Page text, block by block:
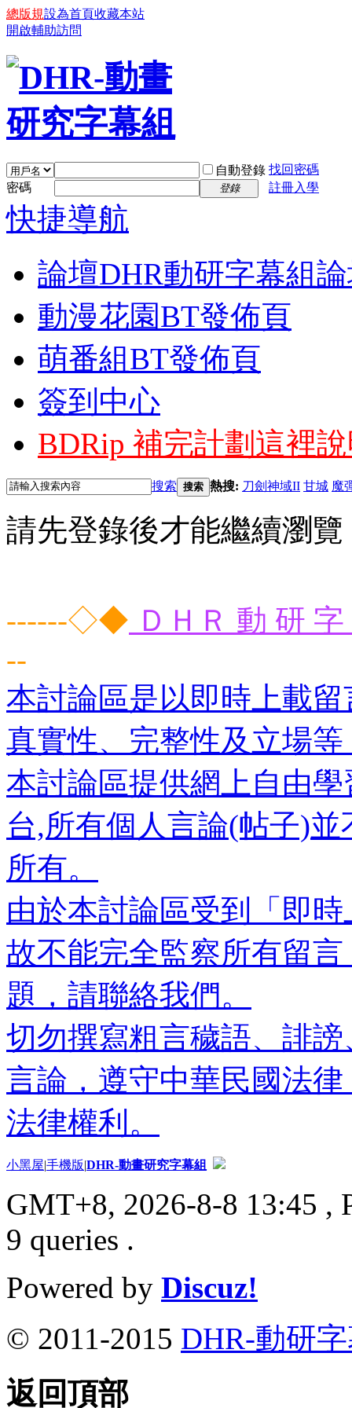
總版規設為首頁收藏本站
開啟輔助訪問
自動登錄 找回密碼
密碼
登錄 註冊入學
快捷導航
論壇DHR動研字幕組
動漫花園BT發佈頁
萌番組BT發佈頁
簽到中心
BDRip 補完計劃 這裡
搜索 搜索 熱搜: 刀劍神域II 甘城 魔
請先登錄後才能繼續瀏覽
------◇◆ ＤＨＲ 動 研
--
本討論區是以即時上載
真實性、完整性及立場
本討論區提供網上自由
台,所有個人言論(帖子)
所有。
由於本討論區受到「即
故不能完全監察所有留
題，請聯絡我們。
切勿撰寫粗言穢語、誹
言論，遵守中華民國法
法律權利。
小黑屋|手機版|DHR-動畫研究字幕組
GMT+8, 2026-8-8 13:45 ,
9 queries .
Powered by Discuz!
© 2011-2015 DHR-動研
返回頂部